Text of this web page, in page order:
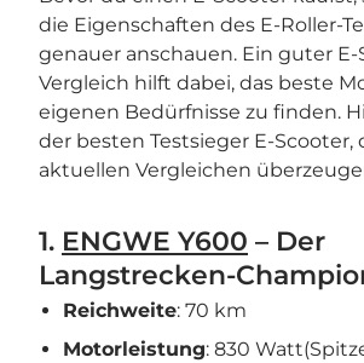
die Eigenschaften des E-Roller-
genauer anschauen. Ein guter E-
Vergleich hilft dabei, das beste
eigenen Bedürfnisse zu finden.
der besten Testsieger E-Scooter,
aktuellen Vergleichen
1. ENGWE Y600 – Der
Langstrecken-
Reichweite: 70 km
Motorleistung: 830